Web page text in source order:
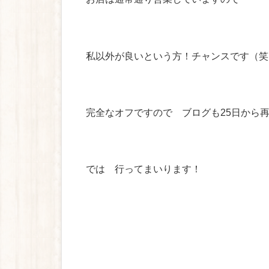
私以外が良いという方！チャンスです（笑
完全なオフですので ブログも25日から再
では 行ってまいります！